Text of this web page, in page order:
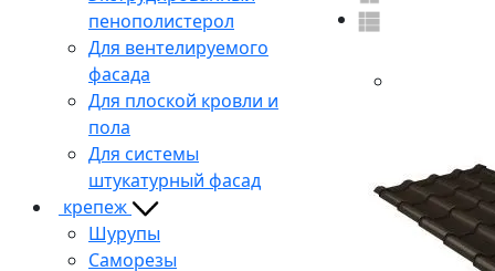
пенополистерол
Для вентелируемого
фасада
Для плоской кровли и
пола
Для системы
штукатурный фасад
крепеж
Шурупы
Саморезы